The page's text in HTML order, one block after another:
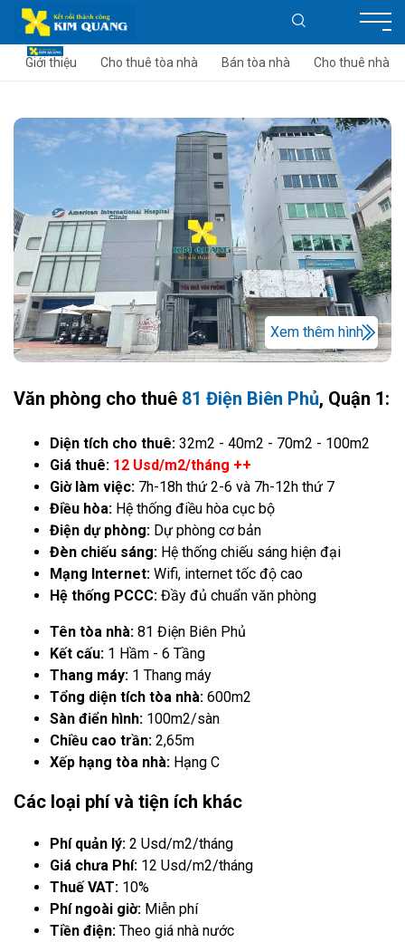
Giới thiệu Cho thuê tòa nhà Bán tòa nhà Cho thuê nhà
Xem thêm hình
Văn phòng cho thuê 81 Điện Biên Phủ, Quận 1:
Diện tích cho thuê: 32m2 - 40m2 - 70m2 - 100m2
Giá thuê: 12 Usd/m2/tháng ++
Giờ làm việc: 7h-18h thứ 2-6 và 7h-12h thứ 7
Điều hòa: Hệ thống điều hòa cục bộ
Điện dự phòng: Dự phòng cơ bản
Đèn chiếu sáng: Hệ thống chiếu sáng hiện đại
Mạng Internet: Wifi, internet tốc độ cao
Hệ thống PCCC: Đầy đủ chuẩn văn phòng
Tên tòa nhà: 81 Điện Biên Phủ
Kết cấu: 1 Hầm - 6 Tầng
Thang máy: 1 Thang máy
Tổng diện tích tòa nhà: 600m2
Sàn điển hình: 100m2/sàn
Chiều cao trần: 2,65m
Xếp hạng tòa nhà: Hạng C
Các loại phí và tiện ích khác
Phí quản lý: 2 Usd/m2/tháng
Giá chưa Phí: 12 Usd/m2/tháng
Thuế VAT: 10%
Phí ngoài giờ: Miễn phí
Tiền điện: Theo giá nhà nước